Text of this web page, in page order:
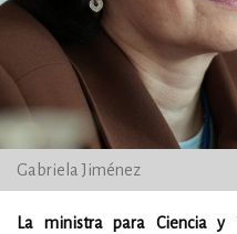
Gabriela Jiménez
La ministra para Ciencia y